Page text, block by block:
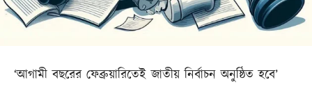
‘আগামী বছরের ফেব্রুয়ারিতেই জাতীয় নির্বাচন অনুষ্ঠিত হবে’